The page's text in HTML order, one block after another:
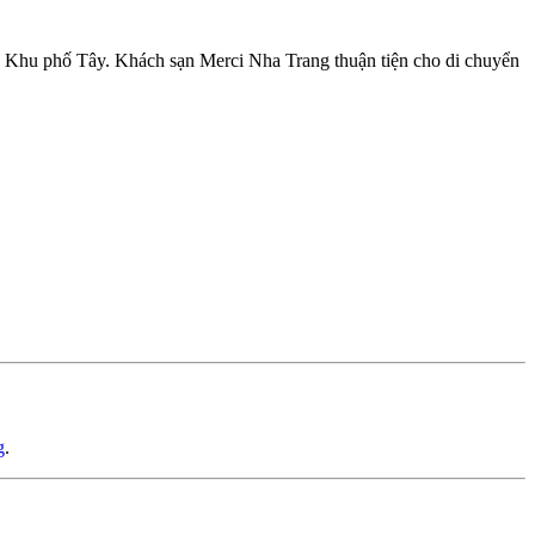
phố Tây. Khách sạn Merci Nha Trang thuận tiện cho di chuyển
.